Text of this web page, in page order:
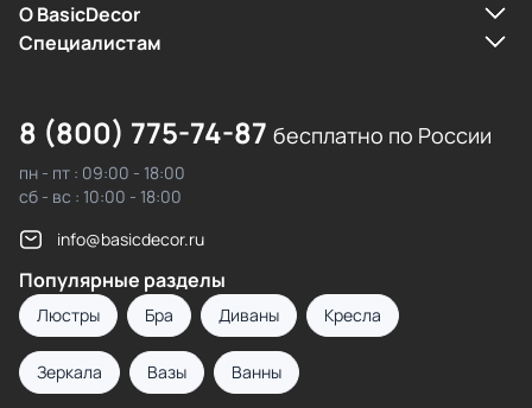
О BasicDecor
Cпециалистам
8 (800) 775-74-87 бесплатно по России
пн - пт : 09:00 - 18:00
сб - вс : 10:00 - 18:00
info@basicdecor.ru
Популярные разделы
Люстры Бра Диваны Кресла
Зеркала Вазы Ванны